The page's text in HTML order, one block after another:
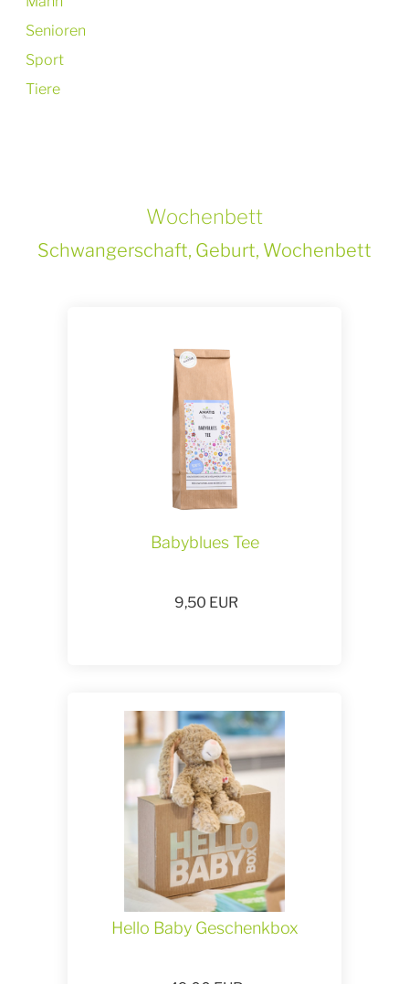
Senioren
Sport
Tiere
Wochenbett
Schwangerschaft, Geburt, Wochenbett
Babyblues Tee
9,50 EUR
Hello Baby Geschenkbox